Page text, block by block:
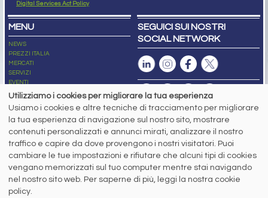
Digital Services Act Policy
MENU
NEWS
PREZZI ITALIA
MERCATI
SERVIZI
EVENTI
ABBONAMENTI
NEWSLETTER
SEGUICI SUI NOSTRI
SOCIAL NETWORK
Capitale Sociale: 190.000€ interamente versato
Registro delle Imprese di Brescia
Codice Fiscale e Partita I.V.A.:IT03562320170
R.E.A. n. 419331
www.siderweb.com: Autorizzazione del Tribunale di Brescia n. 11/2004 del 17
marzo 2004, Iscrizione al R.O.C. n. 26116.
Direttrice Responsabile:
Utilizziamo i cookies per migliorare la tua esperienza
Usiamo i cookies e altre tecniche di tracciamento per migliorare
la tua esperienza di navigazione sul nostro sito, mostrare
contenuti personalizzati e annunci mirati, analizzare il nostro
traffico e capire da dove provengono i nostri visitatori. Puoi
cambiare le tue impostazioni e rifiutare che alcuni tipi di cookies
vengano memorizzati sul tuo computer mentre stai navigando
nel nostro sito web. Per saperne di più, leggi la nostra cookie
policy.